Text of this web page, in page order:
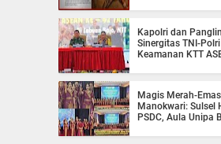
Kapolri dan
Sinergitas TNI-
Keamanan KTT
Magis Merah-
Manokwari: Sulsel
PSDC, Aula Unipa